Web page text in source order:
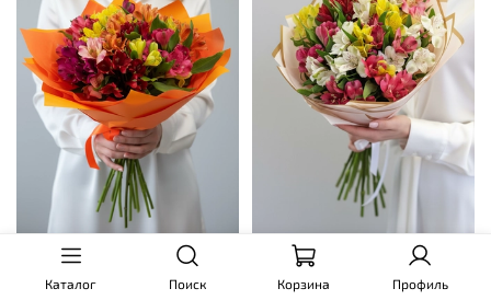
Букет Витаминка Букет Летний ветер
Каталог Поиск Корзина Профиль